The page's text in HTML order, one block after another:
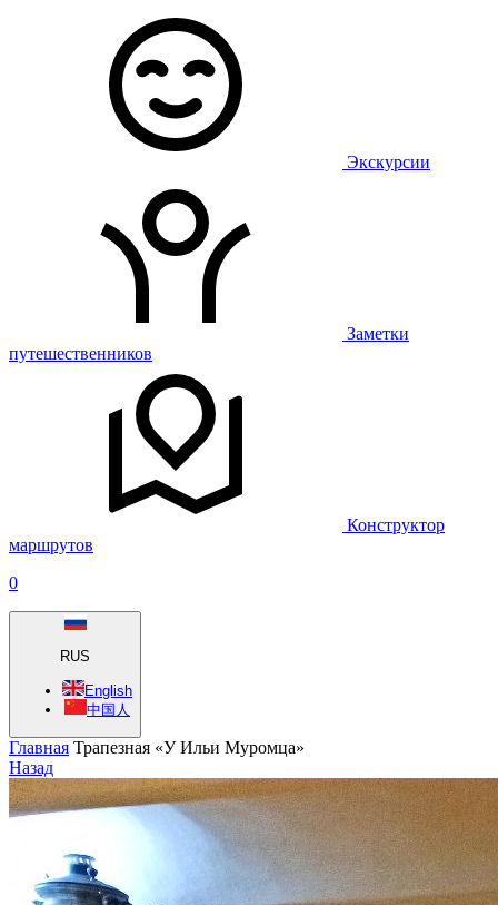
Экскурсии
Заметки
путешественников
Конструктор
маршрутов
0
RUS
English
中国人
Главная Трапезная «У Ильи Муромца»
Назад